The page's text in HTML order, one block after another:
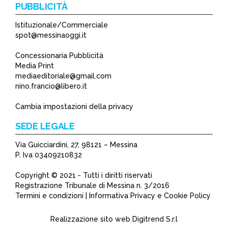
PUBBLICITÀ
Istituzionale/Commerciale
spot@messinaoggi.it
Concessionaria Pubblicità
Media Print
mediaeditoriale@gmail.com
nino.francio@libero.it
Cambia impostazioni della privacy
SEDE LEGALE
Via Guicciardini, 27, 98121 – Messina
P. Iva 03409210832
Copyright © 2021 - Tutti i diritti riservati
Registrazione Tribunale di Messina n. 3/2016
Termini e condizioni | Informativa Privacy e Cookie Policy
Realizzazione sito web Digitrend S.r.l